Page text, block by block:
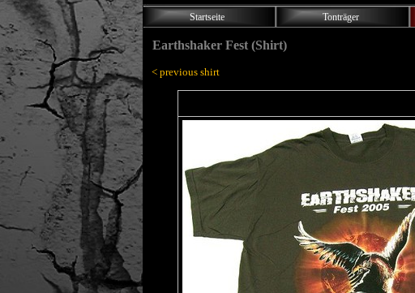
Startseite Tonträger
Earthshaker Fest (Shirt)
< previous shirt